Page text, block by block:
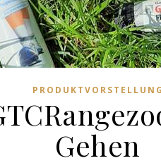
PRODUKTVORSTELLUNG
Gehen